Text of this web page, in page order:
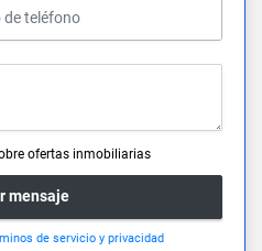
ofertas inmobiliarias
mensaje
de servicio y privacidad